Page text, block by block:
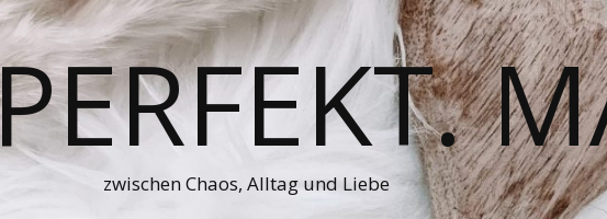
zwischen Chaos, Alltag und Liebe